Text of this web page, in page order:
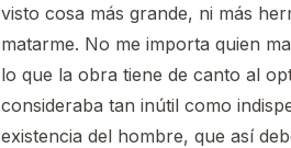
visto cosa más grande, ni más
matarme. No me importa quien
lo que la obra tiene de canto al
consideraba tan inútil como
existencia del hombre, que así